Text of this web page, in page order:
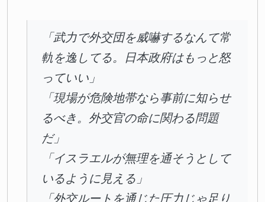
「武力で外交団を威嚇するなんて常
軌を逸してる。日本政府はもっと怒
っていい」
「現場が危険地帯なら事前に知らせ
るべき。外交官の命に関わる問題
だ」
「イスラエルが無理を通そうとして
いるように見える」
「外交ルートを通じた圧力じゃ足り